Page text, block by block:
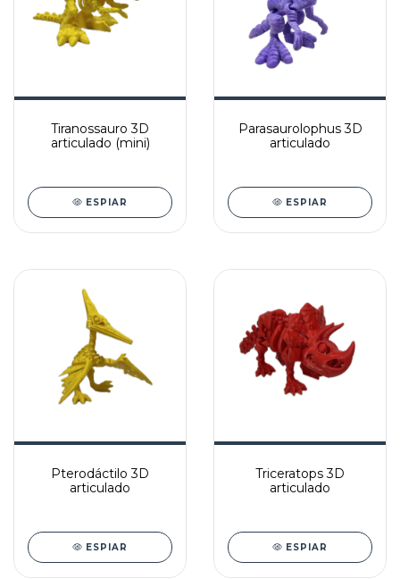
Tiranossauro 3D
articulado (mini)
ESPIAR
Parasaurolophus 3D
articulado
ESPIAR
Pterodáctilo 3D
articulado
ESPIAR
Triceratops 3D
articulado
ESPIAR